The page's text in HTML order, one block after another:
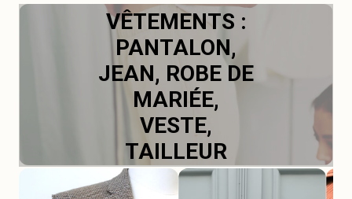
VÊTEMENTS :
PANTALON,
JEAN, ROBE DE
MARIÉE,
VESTE,
TAILLEUR